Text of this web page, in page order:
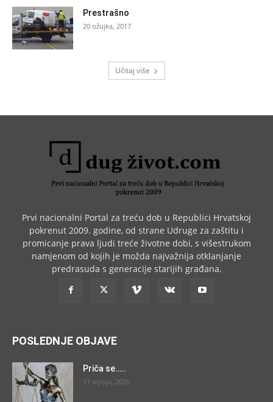
Prestrašno
20 ožujka, 2017
Učitaj više
Prvi nacionalni Portal za treću dob u Republici Hrvatskoj
pokrenut 2009. godine, od strane Udruge za zaštitu i
promicanje prava ljudi treće životne dobi, s višestrukom
namjenom od kojih je možda najvažnija otklanjanje
predrasuda s generacije starijih građana.
POSLEDNJE OBJAVE
Priča se…..
11 srpnja, 2026